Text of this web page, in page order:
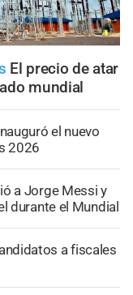
El precio de atar
mundial
el nuevo
2026
a Jorge Messi y
durante el Mundial
a fiscales